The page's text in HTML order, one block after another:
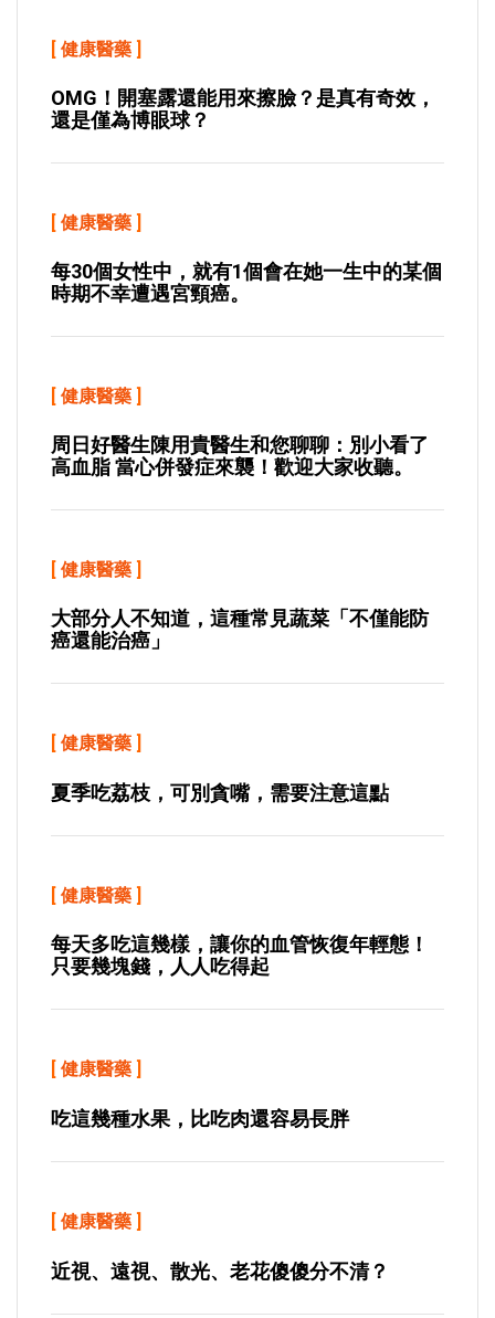
[ 健康醫藥 ]
OMG！開塞露還能用來擦臉？是真有奇效，
還是僅為博眼球？
[ 健康醫藥 ]
每30個女性中，就有1個會在她一生中的某個
時期不幸遭遇宮頸癌。
[ 健康醫藥 ]
周日好醫生陳用貴醫生和您聊聊：別小看了
高血脂 當心併發症來襲！歡迎大家收聽。
[ 健康醫藥 ]
大部分人不知道，這種常見蔬菜「不僅能防
癌還能治癌」
[ 健康醫藥 ]
夏季吃荔枝，可別貪嘴，需要注意這點
[ 健康醫藥 ]
每天多吃這幾樣，讓你的血管恢復年輕態！
只要幾塊錢，人人吃得起
[ 健康醫藥 ]
吃這幾種水果，比吃肉還容易長胖
[ 健康醫藥 ]
近視、遠視、散光、老花傻傻分不清？